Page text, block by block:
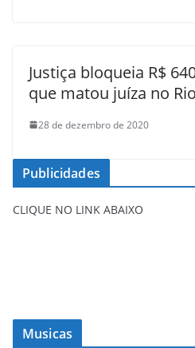
Justiça bloqueia R$
que matou juíza no Rio
28 de dezembro de 2020
Publicidades
CLIQUE NO LINK ABAIXO
Musicas